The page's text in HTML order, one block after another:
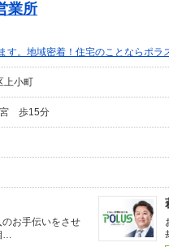
業所
す。地域密着！住宅のことならポラ
上小町
宮 歩15分
お手伝いをさせ
…